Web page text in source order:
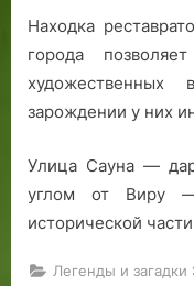
Находка
города
зарождении у них
Улица Сауна —
углом от Виру
исторической
Легенды и загадки